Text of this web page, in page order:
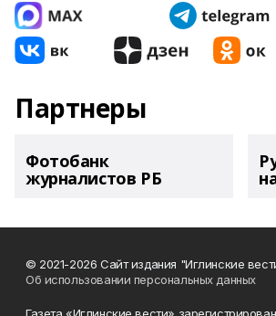
Партнеры
Фотобанк
журналистов РБ
© 2021-2026 Сайт издания "Иглинские
Об использовании персональных данных